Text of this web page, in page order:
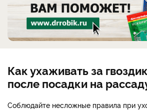
Как ухаживать за
после посадки на
Соблюдайте несложные правила при